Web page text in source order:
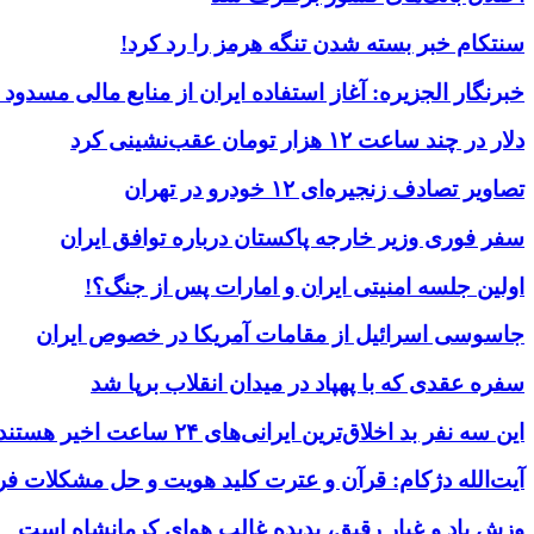
سنتکام خبر بسته شدن تنگه هرمز را رد کرد!
خبرنگار الجزیره: آغاز استفاده ایران از منابع مالی
دلار در چند ساعت ۱۲ هزار تومان عقب‌نشینی کرد
تصاویر تصادف زنجیره‌ای ۱۲ خودرو در تهران
سفر فوری وزیر خارجه پاکستان درباره توافق ایران
اولین جلسه امنیتی ایران و امارات پس از جنگ؟!
جاسوسی اسرائیل از مقامات آمریکا در خصوص ایران
سفره عقدی که با پهپاد در میدان انقلاب برپا شد
این سه نفر بد اخلاق‌ترین ایرانی‌های ۲۴ ساعت اخیر هستند
آیت‌الله دژکام: قرآن و عترت کلید هویت و حل مشکلات
وزش باد و غبار رقیق، پدیده غالب هوای کرمانشاه است